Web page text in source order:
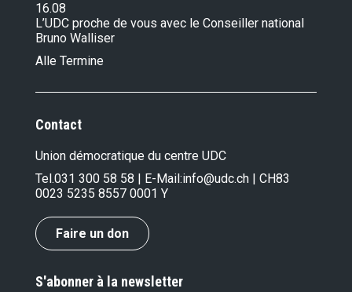
16.08
L’UDC proche de vous avec le Conseiller national
Bruno Walliser
Alle Termine
Contact
Union démocratique du centre UDC
Tel.031 300 58 58 | E-Mail:info@udc.ch | CH83
0023 5235 8557 0001 Y
Faire un don
S'abonner à la newsletter